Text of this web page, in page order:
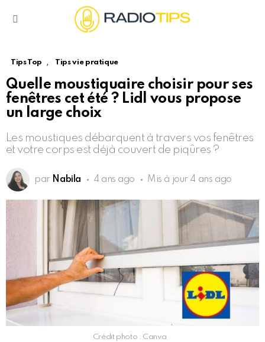
Tips Top , Tips vie pratique
Quelle moustiquaire choisir pour ses
fenêtres cet été ? Lidl vous propose
un large choix
Les moustiques débarquent à travers vos fenêtres
et votre corps est déjà couvert de piqûres ?
par Nabila 4 ans ago Mis à jour 4 ans ago
Crédit photo : Canva